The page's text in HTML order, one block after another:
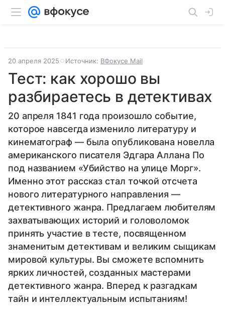
20 апреля 2025 Источник: ВФокусе Mail
Тест: как хорошо вы
разбираетесь в детективах
20 апреля 1841 года произошло событие,
которое навсегда изменило литературу и
кинематограф — была опубликована новелла
американского писателя Эдгара Аллана По
под названием «Убийство на улице Морг».
Именно этот рассказ стал точкой отсчета
нового литературного направления —
детективного жанра. Предлагаем любителям
захватывающих историй и головоломок
принять участие в тесте, посвященном
знаменитым детективам и великим сыщикам
мировой культуры. Вы сможете вспомнить
ярких личностей, созданных мастерами
детективного жанра. Вперед к разгадкам
тайн и интеллектуальным испытаниям!